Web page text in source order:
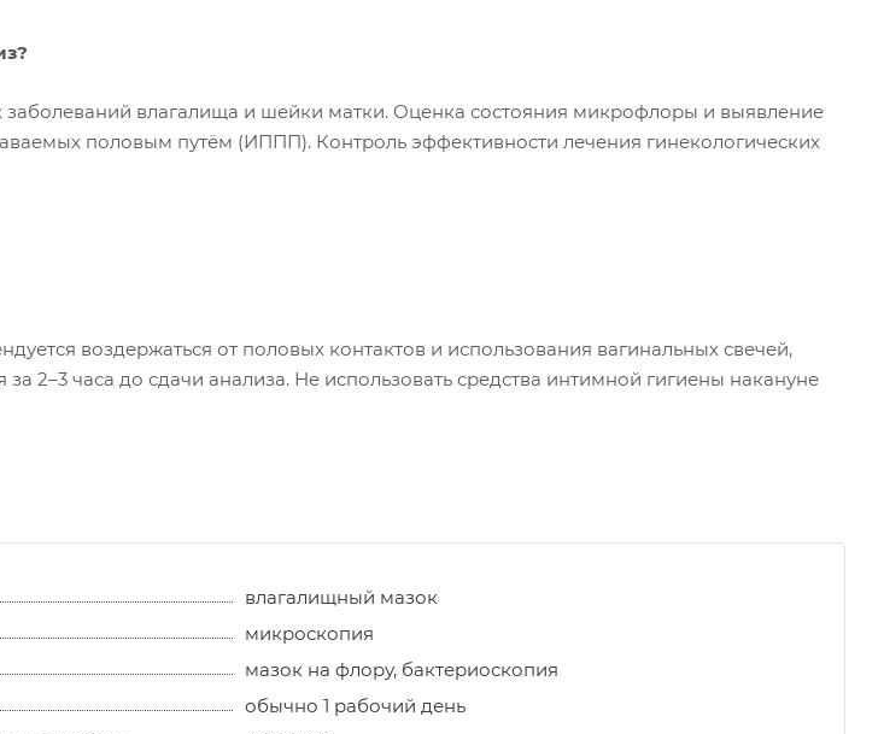
заболеваний влагалища и шейки матки. Оценка состояния микрофлоры и выявление
половым путём (ИППП). Контроль эффективности лечения гинекологических
воздержаться от половых контактов и использования вагинальных свечей,
2–3 часа до сдачи анализа. Не использовать средства интимной гигиены накануне
влагалищный мазок
микроскопия
мазок на флору, бактериоскопия
обычно 1 рабочий день